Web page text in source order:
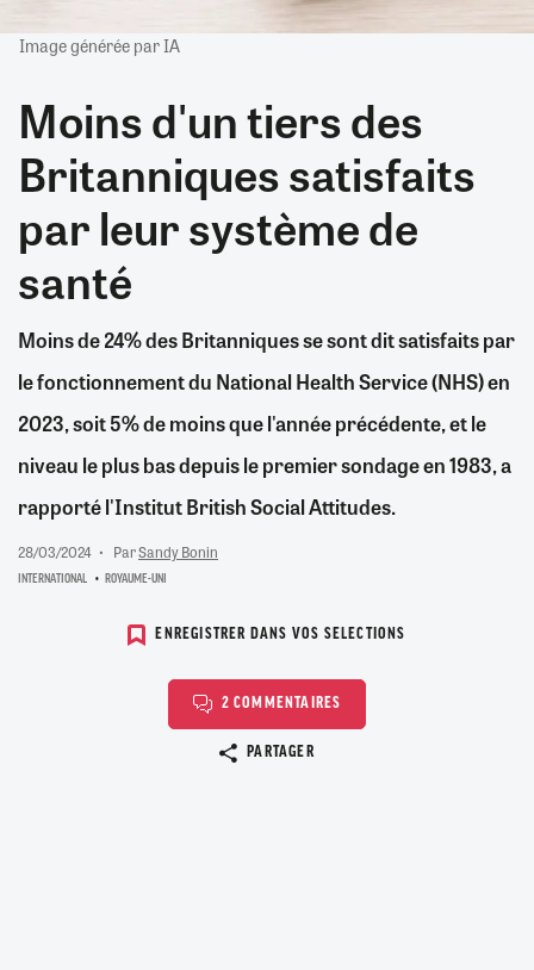
Image générée par IA
Moins d'un tiers des
Britanniques satisfaits
par leur système de
santé
Moins de 24% des Britanniques se sont dit satisfaits par
le fonctionnement du National Health Service (NHS) en
2023, soit 5% de moins que l'année précédente, et le
niveau le plus bas depuis le premier sondage en 1983, a
rapporté l'Institut British Social Attitudes.
28/03/2024 ParSandy Bonin
INTERNATIONAL ROYAUME-UNI
ENREGISTRER DANS VOS SELECTIONS
2 COMMENTAIRES
PARTAGER